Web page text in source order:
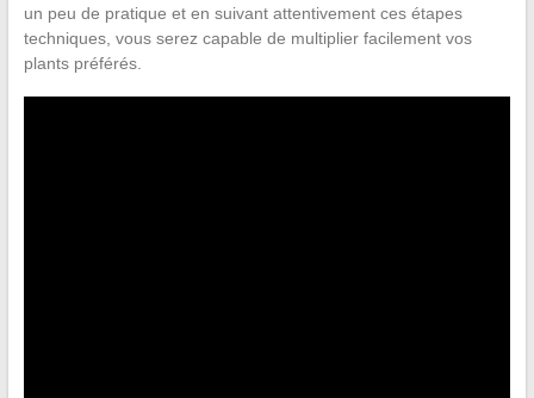
un peu de pratique et en suivant attentivement ces étapes
techniques, vous serez capable de multiplier facilement vos
plants préférés.